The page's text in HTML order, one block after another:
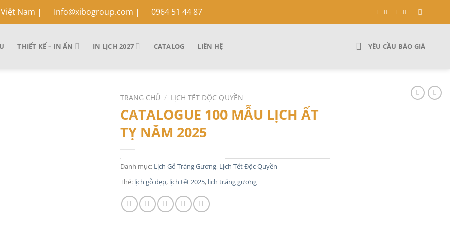
Nam | Info@xibogroup.com | 0964 51 44 87
THIẾT KẾ – IN ẤN IN LỊCH 2027 CATALOG LIÊN HỆ YÊU CẦU BÁO GIÁ
TRANG CHỦ / LỊCH TẾT ĐỘC QUYỀN
CATALOGUE 100 MẪU LỊCH ẤT
TỴ NĂM 2025
Danh mục: Lịch Gỗ Tráng Gương, Lịch Tết Độc Quyền
Thẻ: lịch gỗ đẹp, lịch tết 2025, lịch tráng gương